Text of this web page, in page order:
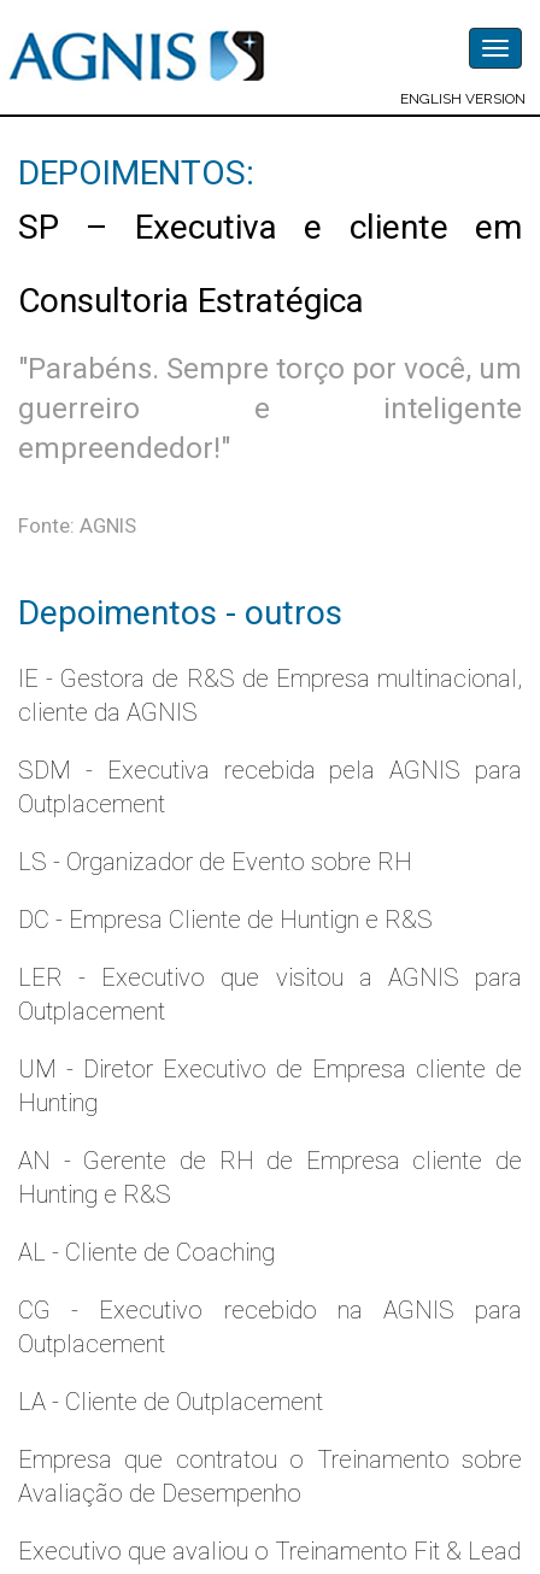
ENGLISH VERSION
DEPOIMENTOS:
SP – Executiva e cliente em
Consultoria Estratégica
"Parabéns. Sempre torço por você, um
guerreiro e inteligente
empreendedor!"
Fonte: AGNIS
Depoimentos - outros
IE - Gestora de R&S de Empresa multinacional,
cliente da AGNIS
SDM - Executiva recebida pela AGNIS para
Outplacement
LS - Organizador de Evento sobre RH
DC - Empresa Cliente de Huntign e R&S
LER - Executivo que visitou a AGNIS para
Outplacement
UM - Diretor Executivo de Empresa cliente de
Hunting
AN - Gerente de RH de Empresa cliente de
Hunting e R&S
AL - Cliente de Coaching
CG - Executivo recebido na AGNIS para
Outplacement
LA - Cliente de Outplacement
Empresa que contratou o Treinamento sobre
Avaliação de Desempenho
Executivo que avaliou o Treinamento Fit & Lead